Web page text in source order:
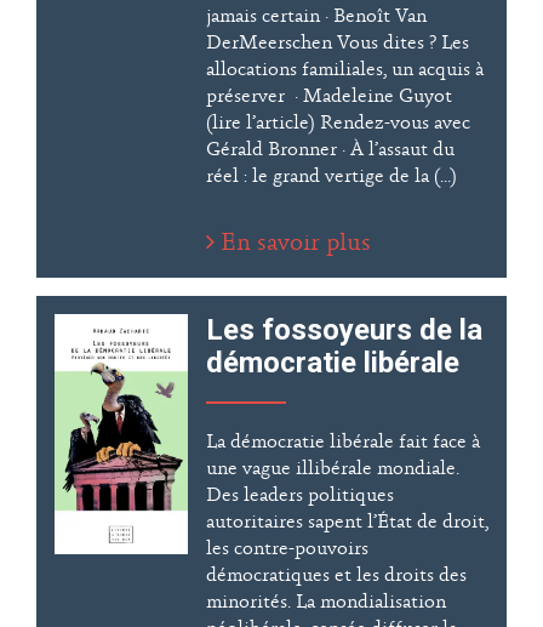
jamais certain · Benoît Van
DerMeerschen Vous dites ? Les
allocations familiales, un acquis à
préserver · Madeleine Guyot
(lire l’article) Rendez-vous avec
Gérald Bronner · À l’assaut du
réel : le grand vertige de la (...)
En savoir plus
Les fossoyeurs de la
démocratie libérale
La démocratie libérale fait face à
une vague illibérale mondiale.
Des leaders politiques
autoritaires sapent l’État de droit,
les contre-pouvoirs
démocratiques et les droits des
minorités. La mondialisation